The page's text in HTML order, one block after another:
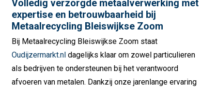
Volledig verzorgde metaalverwerking met
expertise en betrouwbaarheid bij
Metaalrecycling Bleiswijkse Zoom
Bij Metaalrecycling Bleiswijkse Zoom staat
Oudijzermarkt.nl dagelijks klaar om zowel particulieren
als bedrijven te ondersteunen bij het verantwoord
afvoeren van metalen. Dankzij onze jarenlange ervaring